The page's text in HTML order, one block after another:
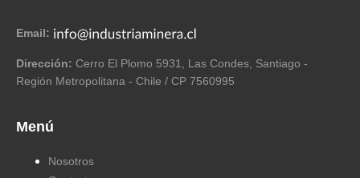
Email:
Dirección: Cerro El Plomo 5931, Las Condes, Santiago -
Región Metropolitana - Chile / CP 7560995
Menú
Nosotros